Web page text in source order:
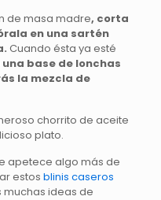
de masa madre, corta
en una sartén
Cuando ésta ya esté
base de lonchas
la mezcla de
chorrito de aceite
plato.
apetece algo más de
estos blinis caseros
ideas de